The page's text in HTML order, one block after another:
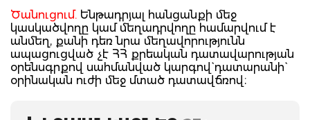
Ծանուցում. Ենթադրյալ հանցանքի մեջ
կասկածվողը կամ մեղադրվողը համարվում է
անմեղ, քանի դեռ նրա մեղավորությունն
ապացուցված չէ ՀՀ քրեական դատավարության
օրենսգրքով սահմանված կարգով` դատարանի`
օրինական ուժի մեջ մտած դատավճռով։